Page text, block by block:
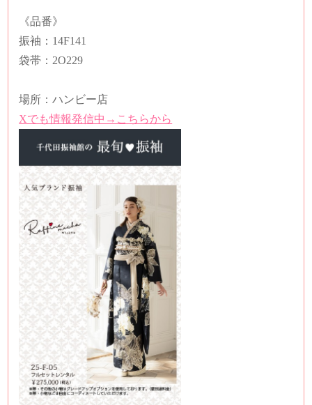
《品番》
振袖：14F141
袋帯：2O229
場所：ハンビー店
Xでも情報発信中→こちらから